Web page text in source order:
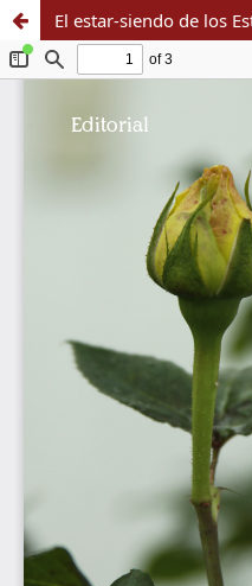
El estar-siendo de los